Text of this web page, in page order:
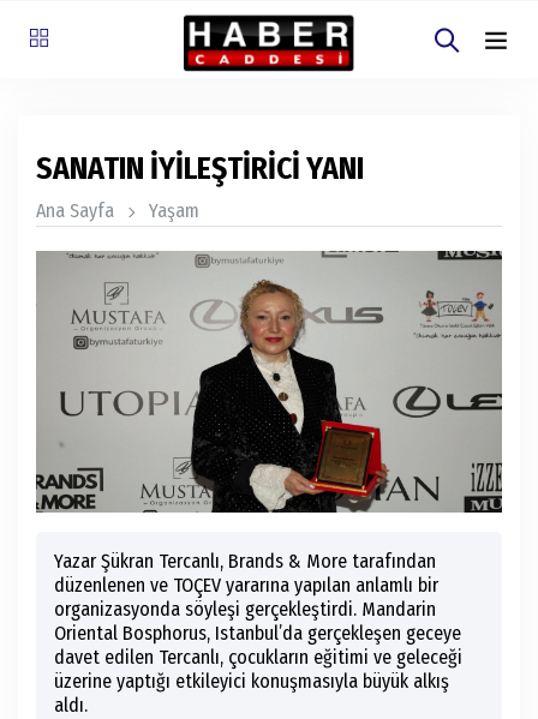
SANATIN İYİLEŞTİRİCİ YANI
Ana Sayfa Yaşam
Yazar Şükran Tercanlı, Brands & More tarafından
düzenlenen ve TOÇEV yararına yapılan anlamlı bir
organizasyonda söyleşi gerçekleştirdi. Mandarin
Oriental Bosphorus, Istanbul’da gerçekleşen geceye
davet edilen Tercanlı, çocukların eğitimi ve geleceği
üzerine yaptığı etkileyici konuşmasıyla büyük alkış
aldı.